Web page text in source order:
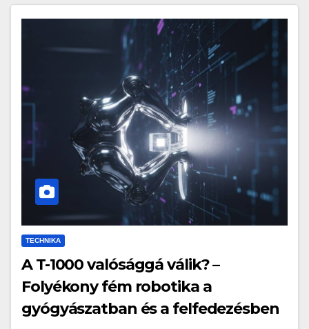
TECHNIKA
A T-1000 valósággá válik? –
Folyékony fém robotika a
gyógyászatban és a felfedezésben